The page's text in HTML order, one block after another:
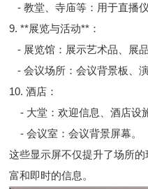
- 教堂、寺庙等：用于直播
9. **展览与活动**：
- 展览馆：展示艺术品、展品
- 会议场所：会议背景板、演
10. 酒店：
- 大堂：欢迎信息、酒店设
- 会议室：会议背景屏幕。
这些显示屏不仅提升了场所
富和即时的信息。